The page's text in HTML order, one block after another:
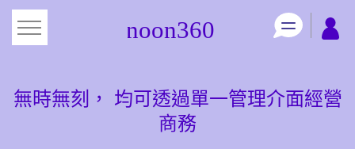
無時無刻， 均可透過單一管理介面經營
商務